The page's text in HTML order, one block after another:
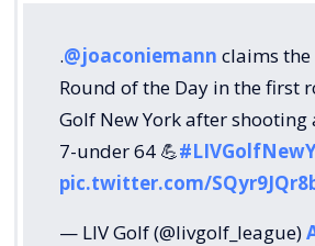
.@joaconiemann claims the
Round of the Day in the first
Golf New York after shooting
7-under 64 💪
pic.twitter.com/
— LIV Golf (@livgolf_league)